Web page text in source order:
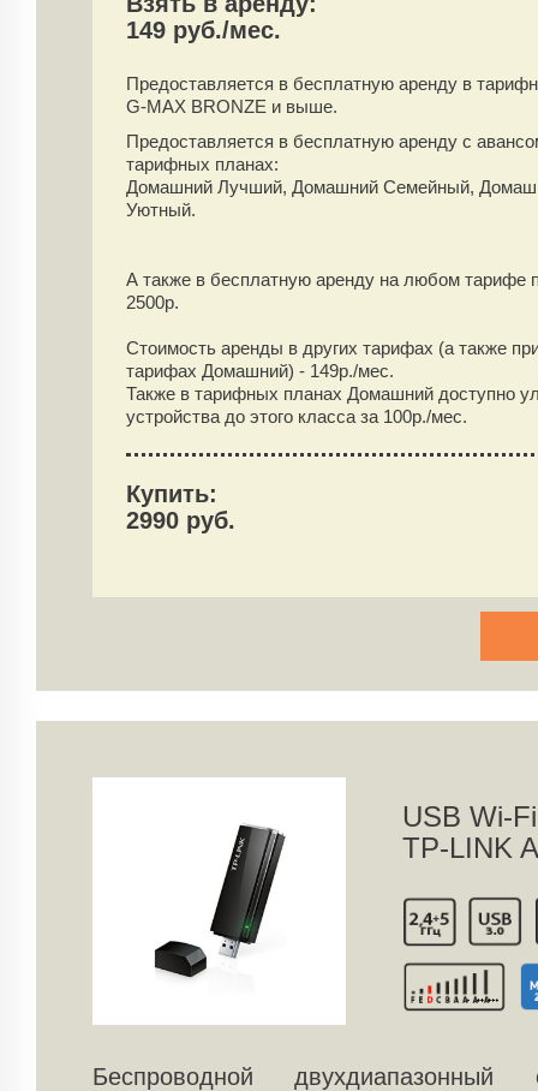
149 руб./мес.
Предоставляется в бесплатную аренду в
G-MAX BRONZE и выше.
Предоставляется в бесплатную аренду с
тарифных планах:
Домашний Лучший, Домашний Семейный,
Уютный.
А также в бесплатную аренду на любом тарифе
2500р.
Стоимость аренды в других тарифах (а также
тарифах Домашний) - 149р./мес.
Также в тарифных планах Домашний доступно
устройства до этого класса за 100р./мес.
Купить:
2990 руб.
USB Wi-
TP-LINK
Беспроводной